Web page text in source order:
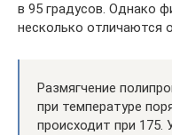
в 95 градусов. Однако
несколько отличаются
Размягчение
при температуре
происходит при 175.